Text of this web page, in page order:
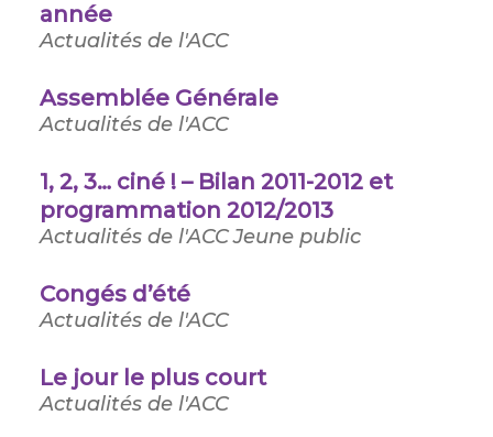
année
Actualités de l'ACC
Assemblée Générale
Actualités de l'ACC
1, 2, 3… ciné ! – Bilan 2011-2012 et
programmation 2012/2013
Actualités de l'ACCJeune public
Congés d’été
Actualités de l'ACC
Le jour le plus court
Actualités de l'ACC